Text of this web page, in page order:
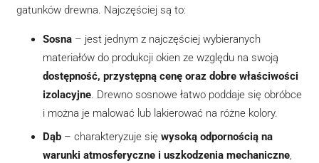
gatunków drewna. Najczęściej są to:
Sosna – jest jednym z najczęściej wybieranych
materiałów do produkcji okien ze względu na swoją
dostępność, przystępną cenę oraz dobre właściwości
izolacyjne. Drewno sosnowe łatwo poddaje się obróbce
i można je malować lub lakierować na różne kolory.
Dąb – charakteryzuje się wysoką odpornością na
warunki atmosferyczne i uszkodzenia mechaniczne,
odrzucisz te
niektóre funkcje
znikną ze
strony
internetowej.
Marketing
Udostępniając swoje
zainteresowania i
zachowania